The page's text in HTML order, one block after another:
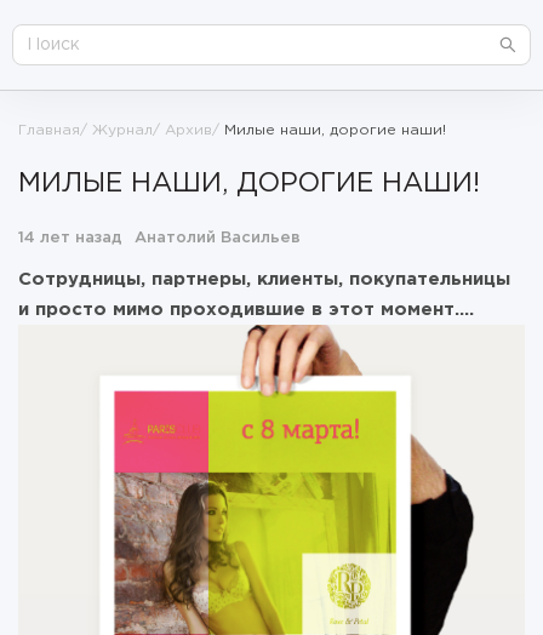
Главная Журнал Архив Милые наши, дорогие наши!
МИЛЫЕ НАШИ, ДОРОГИЕ НАШИ!
14 лет назад Анатолий Васильев
Сотрудницы, партнеры, клиенты, покупательницы
и просто мимо проходившие в этот момент….